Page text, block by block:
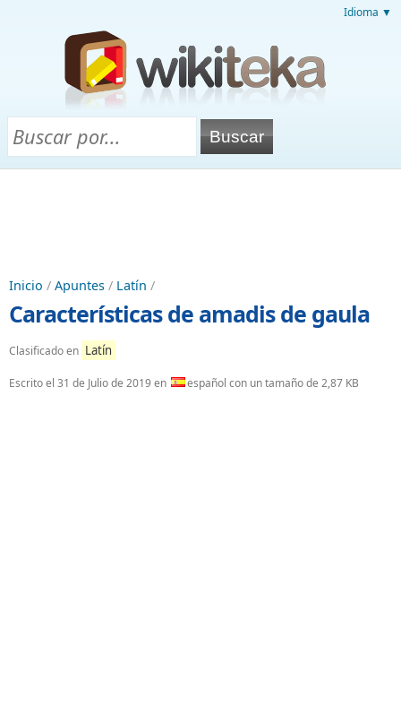
Idioma ▼
Inicio / Apuntes / Latín /
Características de amadis de gaula
Clasificado en Latín
Escrito el 31 de Julio de 2019en español con un tamaño de 2,87 KB